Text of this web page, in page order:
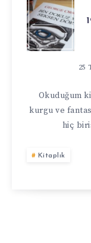
1984
–
25
Okuduğum
kurgu ve
hiç
Kitaplık